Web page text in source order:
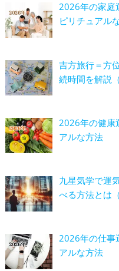
2026年の家庭
ピリチュアル
吉方旅行＝方
続時間を解説
2026年の健康
アルな方法
九星気学で運
べる方法とは
2026年の仕事
アルな方法